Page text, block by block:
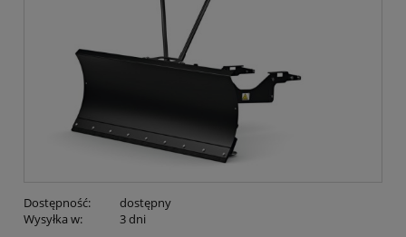
Dostępność:
dostępny
Wysyłka w:
3 dni